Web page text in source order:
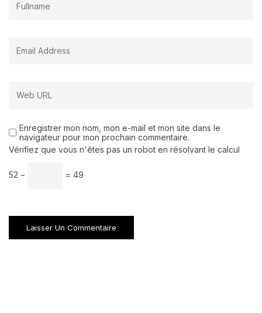
Enregistrer mon nom, mon e-mail et mon site dans le
navigateur pour mon prochain commentaire.
Vérifiez que vous n'êtes pas un robot en résolvant le calcul
52 − = 49